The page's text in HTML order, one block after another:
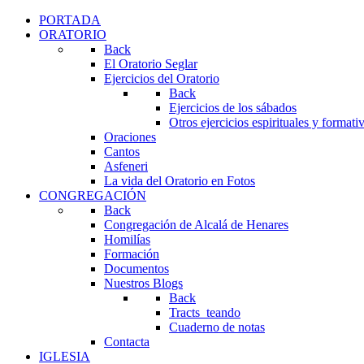
PORTADA
ORATORIO
Back
El Oratorio Seglar
Ejercicios del Oratorio
Back
Ejercicios de los sábados
Otros ejercicios espirituales y
Oraciones
Cantos
Asfeneri
La vida del Oratorio en Fotos
CONGREGACIÓN
Back
Congregación de Alcalá de Henares
Homilías
Formación
Documentos
Nuestros Blogs
Back
Tracts_teando
Cuaderno de notas
Contacta
IGLESIA